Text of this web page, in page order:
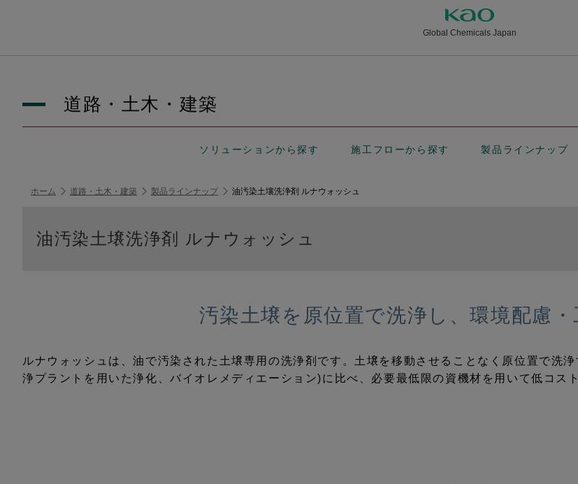
Global Chemicals Japan
道路・土木・建築
ソリューションから探す 施工フローから探す 製品ラインナップ
ホーム 道路・土木・建築 製品ラインナップ 油汚染土壤洗浄剤 ルナウォッシュ
油汚染土壌洗浄剤 ルナウォッシュ
汚染土壌を原位置で洗浄し、環境配慮
ルナウォッシュは、油で汚染された土壌専用の洗浄剤です。土壌を移動させることなく原位置で洗浄
浄プラントを用いた浄化、バイオレメディエーション)に比べ、必要最低限の資機材を用いて低コス